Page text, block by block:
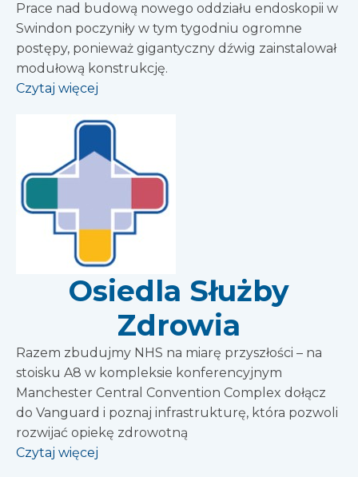
Prace nad budową nowego oddziału endoskopii w
Swindon poczyniły w tym tygodniu ogromne
postępy, ponieważ gigantyczny dźwig zainstalował
modułową konstrukcję.
Czytaj więcej
Osiedla Służby
Zdrowia
Razem zbudujmy NHS na miarę przyszłości – na
stoisku A8 w kompleksie konferencyjnym
Manchester Central Convention Complex dołącz
do Vanguard i poznaj infrastrukturę, która pozwoli
rozwijać opiekę zdrowotną
Czytaj więcej